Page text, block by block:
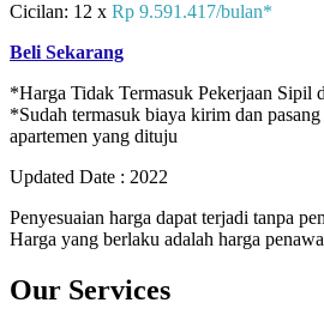
Cicilan: 12 x Rp 9.591.417/bulan*
Beli Sekarang
*Harga Tidak Termasuk Pekerjaan Sipil
*Sudah termasuk biaya kirim dan pasang
apartemen yang dituju
Updated Date : 2022
Penyesuaian harga dapat terjadi tanpa
Harga yang berlaku adalah harga
Our Services